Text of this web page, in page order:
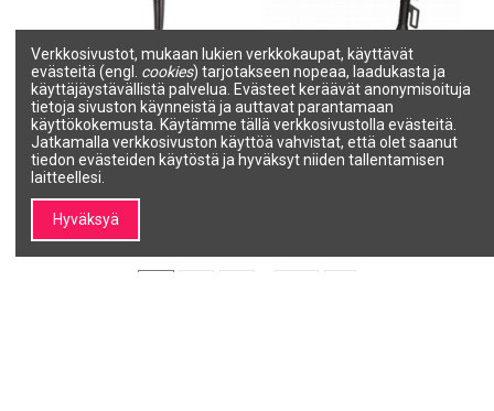
Borrum-hiustenkuivaaja,
tehokas digitaalinen
moottori, 3 nopeutta, 3
lämpötilatilaa,...
SIBEL
P005516
202,60 €
Lisää ostoskoriin
CAPTAIN COOK
Hiustenkuivaaja EOLO 4000,
kylmä ilma, 3 nopeutta, 1700
W
CAPTAIN COOK
07883
Verkkosivustot, mukaan lukien verkkokaupat, käyttävät
evästeitä (engl. cookies) tarjotakseen nopeaa, laadukasta ja
käyttäjäystävällistä palvelua. Evästeet keräävät anonymisoituja
tietoja sivuston käynneistä ja auttavat parantamaan
käyttökokemusta. Käytämme tällä verkkosivustolla evästeitä.
Jatkamalla verkkosivuston käyttöä vahvistat, että olet saanut
tiedon evästeiden käytöstä ja hyväksyt niiden tallentamisen
laitteellesi.
Hyväksyä